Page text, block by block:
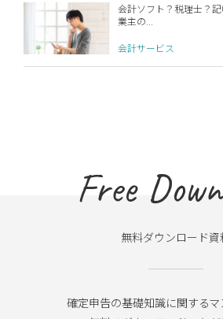
会計ソフト？税理士？
業主の...
会計サービス
Free
無料ダウンロード資
確定申告の基礎知識に関するマ